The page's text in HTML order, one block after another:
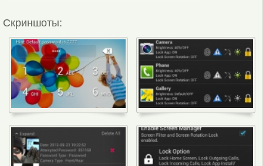
Скриншоты: